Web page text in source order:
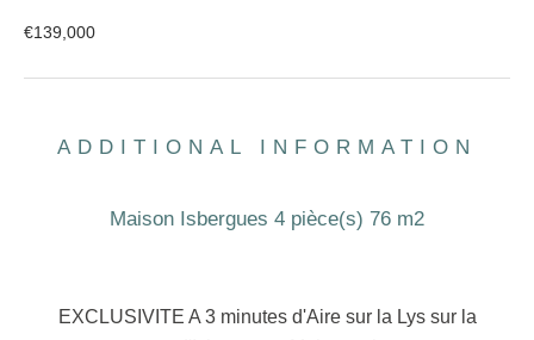
€139,000
ADDITIONAL INFORMATION
Maison Isbergues 4 pièce(s) 76 m2
EXCLUSIVITE A 3 minutes d'Aire sur la Lys sur la